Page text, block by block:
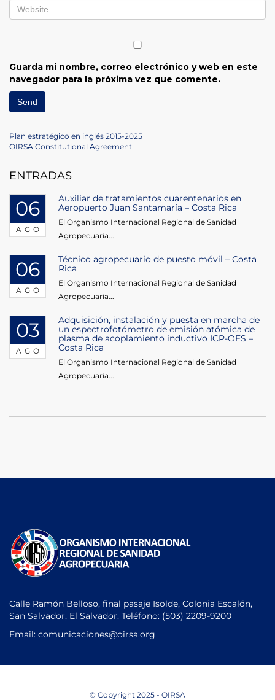
Guarda mi nombre, correo electrónico y web en este
navegador para la próxima vez que comente.
Navegación
entradas
Previous
Post
Plan estratégico en inglés 2015-2025
Next
OIRSA Constitutional Agreement
ENTRADAS
06
AGO
Auxiliar de tratamientos cuarentenarios en
Aeropuerto Juan Santamaría – Costa Rica
El Organismo Internacional Regional de Sanidad
Agropecuaria...
06
AGO
Técnico agropecuario de puesto móvil – Costa
Rica
El Organismo Internacional Regional de Sanidad
Agropecuaria...
03
AGO
Adquisición, instalación y puesta en marcha de
un espectrofotómetro de emisión atómica de
plasma de acoplamiento inductivo ICP-OES –
Costa Rica
El Organismo Internacional Regional de Sanidad
Agropecuaria...
Calle Ramón Belloso, final pasaje Isolde, Colonia Escalón,
San Salvador, El Salvador. Teléfono: (503) 2209-9200
Email: comunicaciones@oirsa.org
© Copyright 2025 - OIRSA